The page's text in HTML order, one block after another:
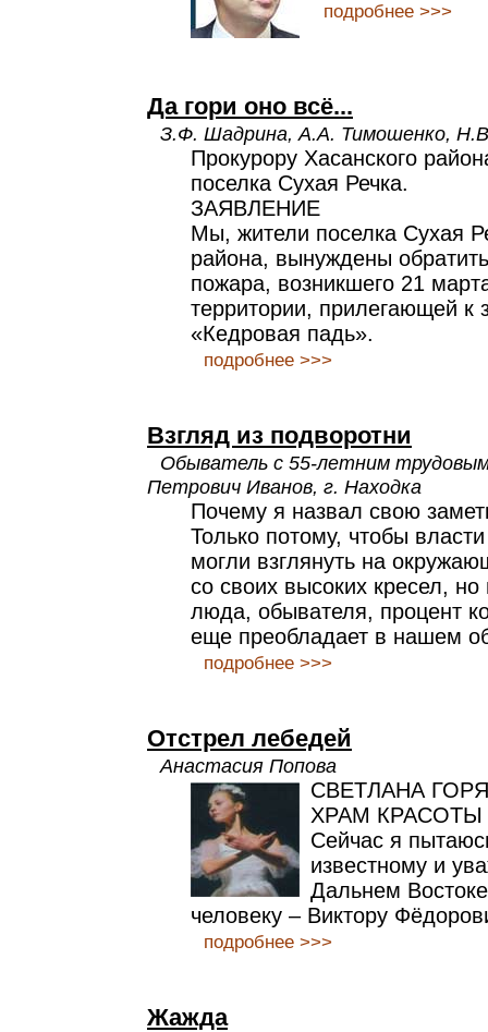
подробнее >>>
Да гори оно всё...
З.Ф. Шадрина, А.А. Тимошенко,
Прокурору Хасанского
поселка Сухая Речка.
ЗАЯВЛЕНИЕ
Мы, жители поселка Сухая
района, вынуждены
пожара, возникшего 21
территории, прилегающей к
«Кедровая падь».
подробнее >>>
Взгляд из подворотни
Обыватель с 55-летним
Петрович Иванов, г. Находка
Почему я назвал свою
Только потому, чтобы
могли взглянуть на
со своих высоких кресел, но
люда, обывателя, процент
еще преобладает в нашем
подробнее >>>
Отстрел лебедей
Анастасия Попова
СВЕТЛАНА
ХРАМ
Сейчас я
известному и
Дальнем
человеку – Виктору
подробнее >>>
Жажда